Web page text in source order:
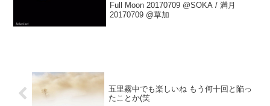
Full Moon 20170709 @SOKA / 満月
20170709 @草加
五里霧中でも楽しいね もう何十回と陥っ
たことか(笑